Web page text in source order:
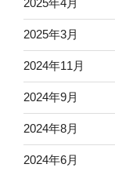
2025年4月
2025年3月
2024年11月
2024年9月
2024年8月
2024年6月